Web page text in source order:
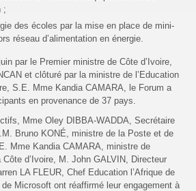
;
des écoles par la mise en place de mini-
réseau d’alimentation en énergie.
par le Premier ministre de Côte d’Ivoire,
et clôturé par la ministre de l’Education
S.E. Mme Kandia CAMARA, le Forum a
en provenance de 37 pays.
Mme Oley DIBBA-WADDA, Secrétaire
Bruno KONÉ, ministre de la Poste et de
Mme Kandia CAMARA, ministre de
Côte d’Ivoire, M. John GALVIN, Directeur
LA FLEUR, Chef Education l’Afrique de
de Microsoft ont réaffirmé leur engagement à